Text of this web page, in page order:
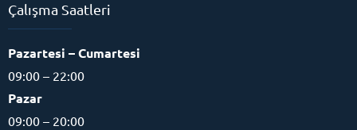
Çalışma Saatleri
Pazartesi – Cumartesi
09:00 – 22:00
Pazar
09:00 – 20:00